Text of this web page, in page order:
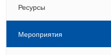
Ресурсы
Мероприятия